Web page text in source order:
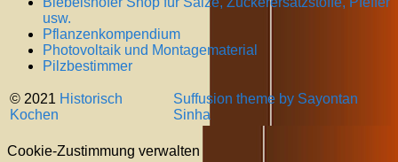
usw.
Pflanzenkompendium
Photovoltaik und Montagematerial
Pilzbestimmer
© 2021 Historisch
Kochen
Suffusion theme by Sayontan
Sinha
Cookie-Zustimmung verwalten